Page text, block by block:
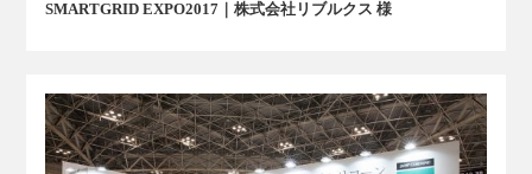
SMARTGRID EXPO2017｜株式会社リブルクス 様